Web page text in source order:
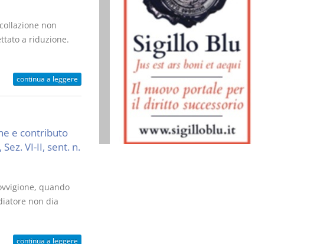
non
a riduzione.
continua a leggere
e contributo
VI-II, sent. n.
quando
non dia
continua a leggere